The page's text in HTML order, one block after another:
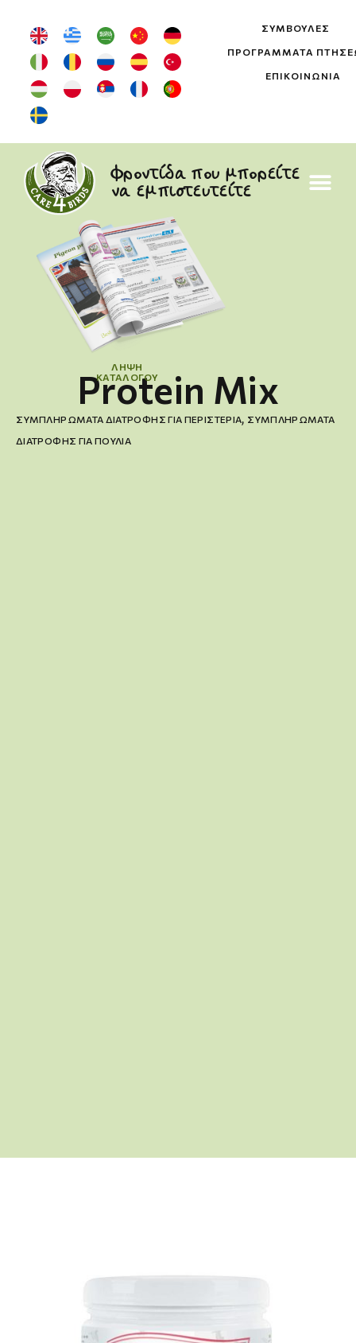
ΣΥΜΒΟΥΛΈΣ
ΠΡΟΓΡΆΜΜΑΤΑ
ΕΠΙΚΟΙΝΩΝΊΑ
Φροντίδα που μπορείτε
να εμπιστευτείτε
ΛΗΨΗ
ΚΑΤΑΛΟΓΟΥ
Protein Mix
ΣΥΜΠΛΗΡΏΜΑΤΑ ΔΙΑΤΡΟΦΉΣ ΓΙΑ ΠΕΡΙΣΤΈΡΙΑ, ΣΥΜΠΛΗΡΏΜΑΤΑ
ΔΙΑΤΡΟΦΉΣ ΓΙΑ ΠΟΥΛΙΆ